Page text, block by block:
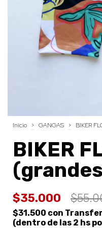
Inicio > GANGAS > BIKER
BIKER
$35.000
$31.500 con
(dentro de las 2 hs